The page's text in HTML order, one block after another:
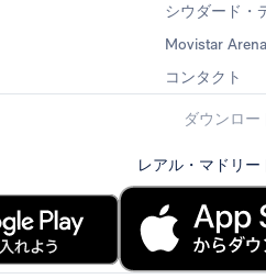
シウダード・
Movistar Arena
コンタクト
ダウンロー
レアル・マドリー